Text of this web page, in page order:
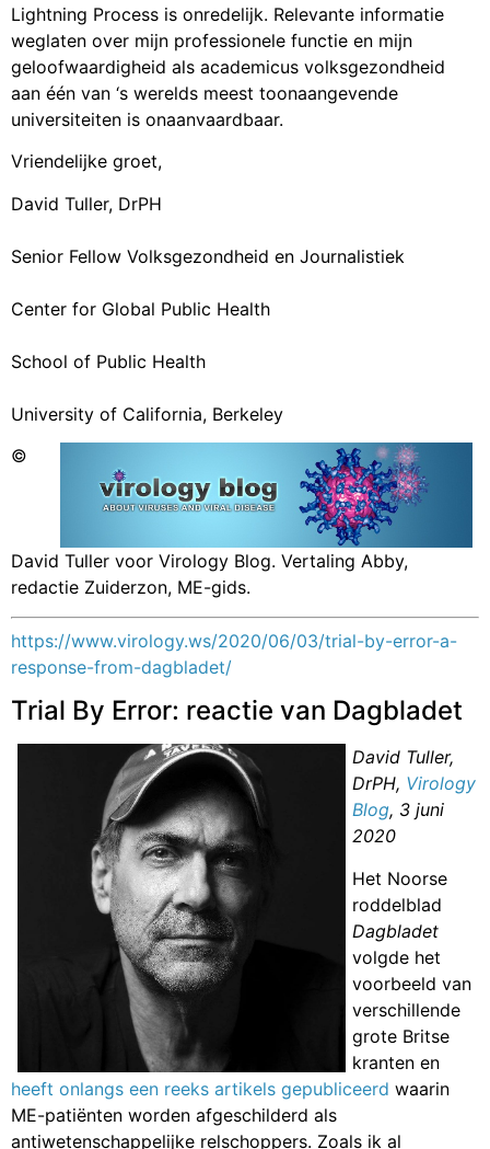
Lightning Process is onredelijk. Relevante informatie
weglaten over mijn professionele functie en mijn
geloofwaardigheid als academicus volksgezondheid
aan één van ‘s werelds meest toonaangevende
universiteiten is onaanvaardbaar.
Vriendelijke groet,
David Tuller, DrPH
Senior Fellow Volksgezondheid en Journalistiek
Center for Global Public Health
School of Public Health
University of California, Berkeley
©
David Tuller voor Virology Blog. Vertaling Abby,
redactie Zuiderzon, ME-gids.
https://www.virology.ws/2020/06/03/trial-by-error-a-
response-from-dagbladet/
Trial By Error: reactie van Dagbladet
David Tuller,
DrPH, Virology
Blog, 3 juni
2020
Het Noorse
roddelblad
Dagbladet
volgde het
voorbeeld van
verschillende
grote Britse
kranten en
heeft onlangs een reeks artikels gepubliceerd waarin
ME-patiënten worden afgeschilderd als
antiwetenschappelijke relschoppers. Zoals ik al